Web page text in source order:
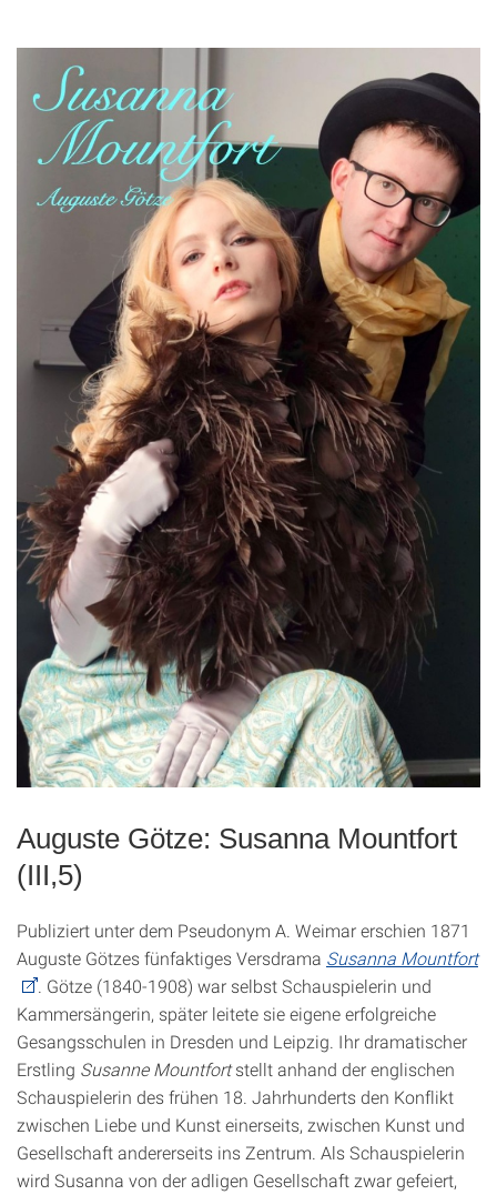
Auguste Götze: Susanna Mountfort
(III,5)
Publiziert unter dem Pseudonym A. Weimar erschien 1871
Auguste Götzes fünfaktiges Versdrama Susanna Mountfort
. Götze (1840-1908) war selbst Schauspielerin und
Kammersängerin, später leitete sie eigene erfolgreiche
Gesangsschulen in Dresden und Leipzig. Ihr dramatischer
Erstling Susanne Mountfortstellt anhand der englischen
Schauspielerin des frühen 18. Jahrhunderts den Konflikt
zwischen Liebe und Kunst einerseits, zwischen Kunst und
Gesellschaft andererseits ins Zentrum. Als Schauspielerin
wird Susanna von der adligen Gesellschaft zwar gefeiert,